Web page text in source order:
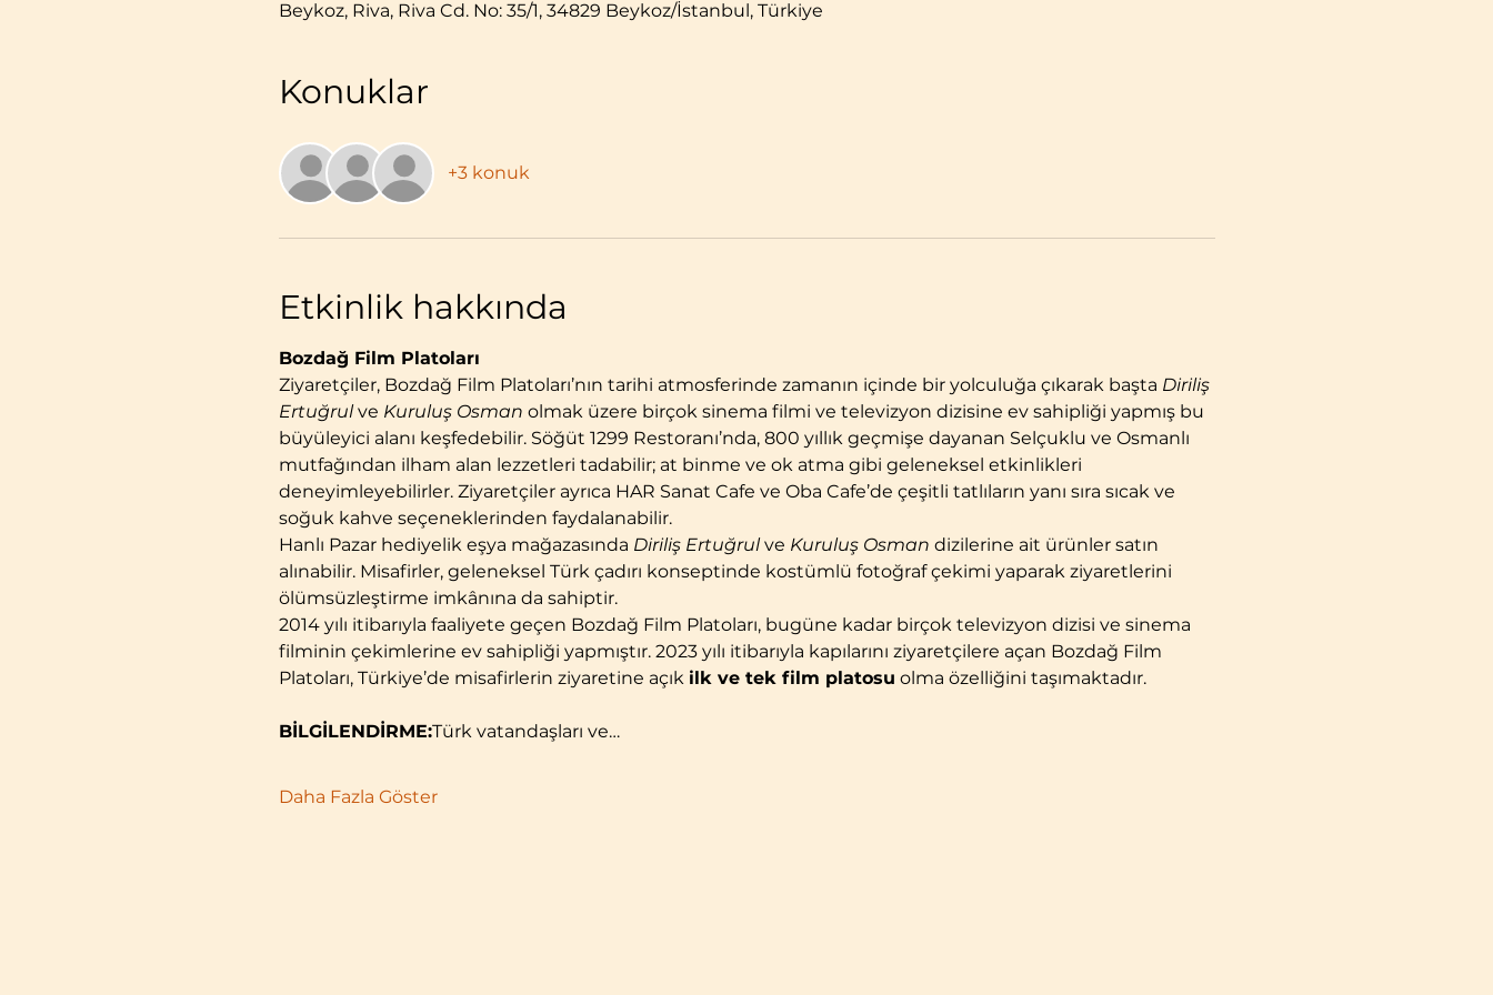
Beykoz, Riva, Riva Cd. No: 35/1, 34829 Beykoz/İstanbul, Türkiye
Konuklar
+3 konuk
Etkinlik hakkında
Bozdağ Film Platoları
Ziyaretçiler, Bozdağ Film Platoları’nın tarihi atmosferinde zamanın içinde bir yolculuğa çıkarak başta Diriliş
Ertuğrul ve Kuruluş Osman olmak üzere birçok sinema filmi ve televizyon dizisine ev sahipliği yapmış bu
büyüleyici alanı keşfedebilir. Söğüt 1299 Restoranı’nda, 800 yıllık geçmişe dayanan Selçuklu ve Osmanlı
mutfağından ilham alan lezzetleri tadabilir; at binme ve ok atma gibi geleneksel etkinlikleri
deneyimleyebilirler. Ziyaretçiler ayrıca HAR Sanat Cafe ve Oba Cafe’de çeşitli tatlıların yanı sıra sıcak ve
soğuk kahve seçeneklerinden faydalanabilir.
Hanlı Pazar hediyelik eşya mağazasında Diriliş Ertuğrul ve Kuruluş Osman dizilerine ait ürünler satın
alınabilir. Misafirler, geleneksel Türk çadırı konseptinde kostümlü fotoğraf çekimi yaparak ziyaretlerini
ölümsüzleştirme imkânına da sahiptir.
2014 yılı itibarıyla faaliyete geçen Bozdağ Film Platoları, bugüne kadar birçok televizyon dizisi ve sinema
filminin çekimlerine ev sahipliği yapmıştır. 2023 yılı itibarıyla kapılarını ziyaretçilere açan Bozdağ Film
Platoları, Türkiye’de misafirlerin ziyaretine açık ilk ve tek film platosu olma özelliğini taşımaktadır.
BİLGİLENDİRME:Türk vatandaşları ve…
Daha Fazla Göster